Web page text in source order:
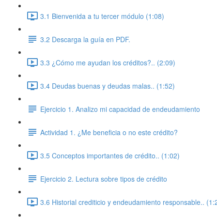
3.1 Bienvenida a tu tercer módulo (1:08)
3.2 Descarga la guía en PDF.
3.3 ¿Cómo me ayudan los créditos?.. (2:09)
3.4 Deudas buenas y deudas malas.. (1:52)
Ejercicio 1. Analizo mi capacidad de endeudamiento
Actividad 1. ¿Me beneficia o no este crédito?
3.5 Conceptos importantes de crédito.. (1:02)
Ejercicio 2. Lectura sobre tipos de crédito
3.6 Historial crediticio y endeudamiento responsable..